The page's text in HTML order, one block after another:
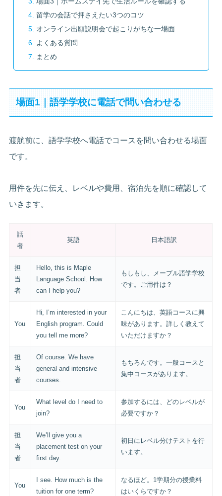
留学の会話で押さえたい3つのコツ
オンライン出願説明会で起こりがちな一場面
よくある質問
まとめ
場面1｜語学学校に電話で問い合わせる
渡航前に、語学学校へ電話でコースを問い合わせる場面
です。
用件を先に伝え、レベルや費用、宿泊先を順に確認して
いきます。
話
者
英語 日本語訳
担
当
者
Hello, this is Maple
Language School. How
can I help you?
もしもし、メープル語学学校
です。ご用件は？
You
Hi, I’m interested in your
English program. Could
you tell me more?
こんにちは、英語コースに興
味があります。詳しく教えて
いただけますか？
担
当
者
Of course. We have
general and intensive
courses.
もちろんです。一般コースと
集中コースがあります。
You
What level do I need to
join?
参加するには、どのレベルが
必要ですか？
担
当
者
We’ll give you a
placement test on your
first day.
初日にレベル分けテストを行
います。
You
I see. How much is the
tuition for one term?
なるほど。1学期分の授業料
はいくらですか？